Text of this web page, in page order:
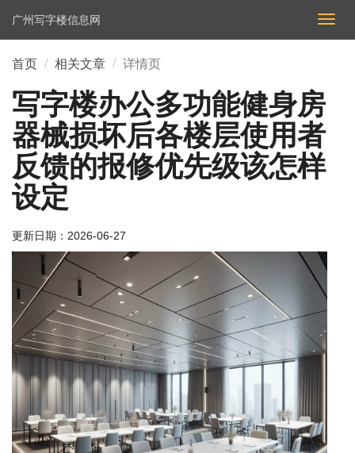
切
换
广州写字楼信息网
首页 相关文章 详情页
写字楼办公多功能健身房
器械损坏后各楼层使用者
反馈的报修优先级该怎样
设定
更新日期： 2026-06-27